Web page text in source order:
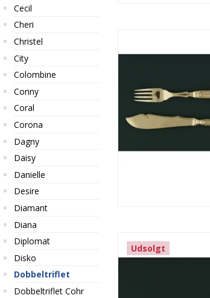
Cecil
Cheri
Christel
City
Colombine
Conny
Coral
Corona
Dagny
Daisy
Danielle
Desire
Diamant
Diana
Diplomat
Disko
Dobbeltriflet
Dobbeltriflet Cohr
Udsolgt